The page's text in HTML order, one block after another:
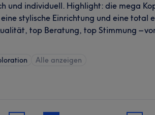
und individuell. Highlight: die mega
stylische Einrichtung und eine total
top Beratung, top Stimmung –
Alle anzeigen